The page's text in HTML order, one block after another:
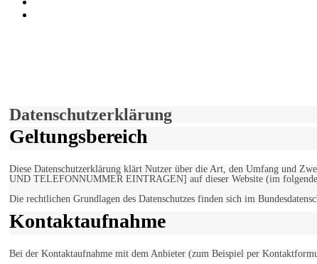
Datenschutzerklärung
Geltungsbereich
Diese Datenschutzerklärung klärt Nutzer über die Art, den Umfang und
UND TELEFONNUMMER EINTRAGEN] auf dieser Website (im
Die rechtlichen Grundlagen des Datenschutzes finden sich im
Kontaktaufnahme
Bei der Kontaktaufnahme mit dem Anbieter (zum Beispiel per